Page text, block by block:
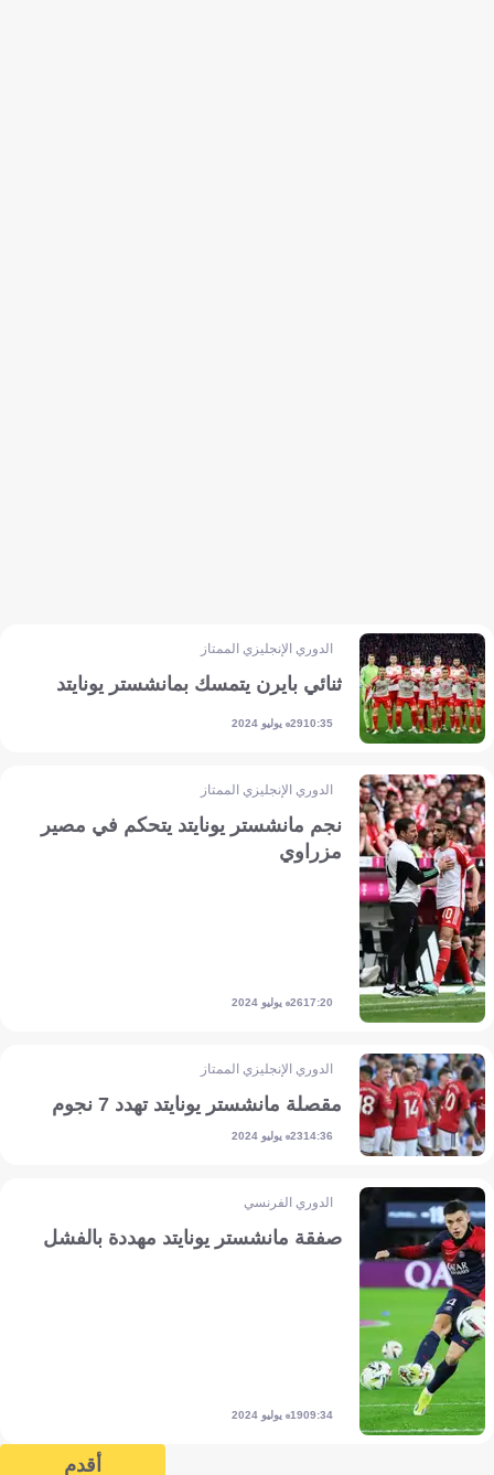
الدوري الإنجليزي الممتاز
ثنائي بايرن يتمسك بمانشستر يونايتد
10:3529 يوليو 2024
الدوري الإنجليزي الممتاز
نجم مانشستر يونايتد يتحكم في مصير
مزراوي
17:2026 يوليو 2024
الدوري الإنجليزي الممتاز
مقصلة مانشستر يونايتد تهدد 7 نجوم
14:3623 يوليو 2024
الدوري الفرنسي
صفقة مانشستر يونايتد مهددة بالفشل
09:3419 يوليو 2024
أقدم